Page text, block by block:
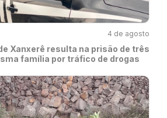
4 de agosto
Xanxerê resulta na prisão de três
família por tráfico de drogas